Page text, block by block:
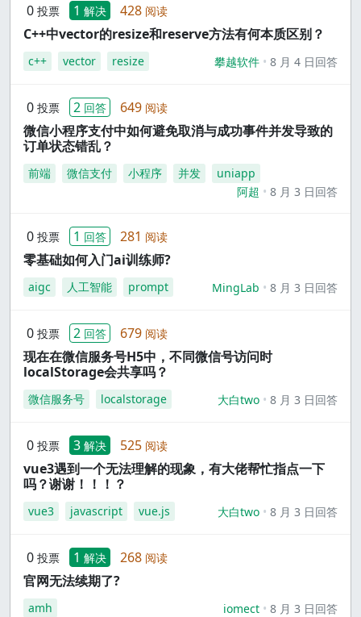
0 投票 1 解决 428 阅读
C++中vector的resize和reserve方法有何本质区别？
c++ vector resize 攀越软件 8 月 4 日回答
0 投票 2 回答 649 阅读
微信小程序支付中如何避免取消与成功事件并发导致的
订单状态错乱？
前端 微信支付 小程序 并发
uniapp
阿超
8 月 3 日回答
0 投票 1 回答 281 阅读
零基础如何入门ai训练师?
aigc 人工智能 prompt MingLab 8 月 3 日回答
0 投票 2 回答 679 阅读
现在在微信服务号H5中，不同微信号访问时
localStorage会共享吗？
微信服务号 localstorage 大白two 8 月 3 日回答
0 投票 3 解决 525 阅读
vue3遇到一个无法理解的现象，有大佬帮忙指点一下
吗？谢谢！！！？
vue3 javascript vue.js 大白two 8 月 3 日回答
0 投票 1 解决 268 阅读
官网无法续期了?
amh iomect 8 月 3 日回答